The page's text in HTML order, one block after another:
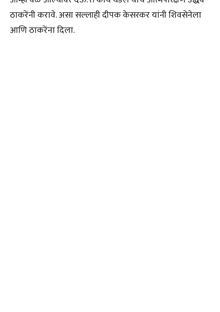
ठाकरेंनी करावे. असा सल्लाही दीपक केसरकर यांनी शिवसेनेला
आणि ठाकरेंना दिला.